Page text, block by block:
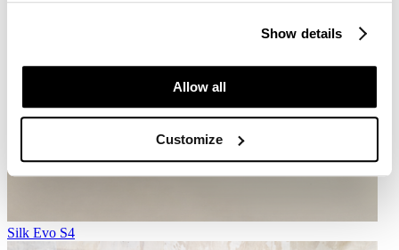
Show details
Allow all
Customize
Silk Evo S4